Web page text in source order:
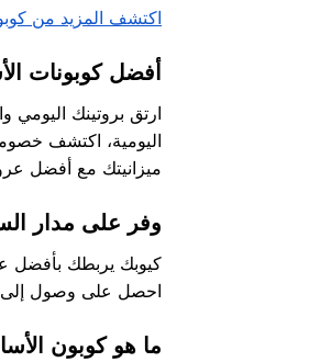
اكتشف المزيد من
أفضل كوبونات
ارتق بروتينك
اليومية، اكتشف
ميزانيتك مع أفضل
وفر على مدار
كيوبك يربطك بأفضل
احصل على وصول إلى
ما هو كوبون